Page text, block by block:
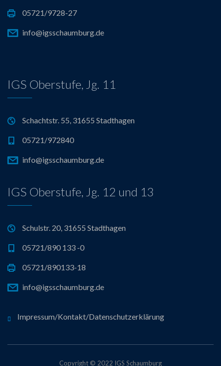
05721/9728-27
info@igsschaumburg.de
IGS Oberstufe, Jg. 11
Schachtstr. 55, 31655 Stadthagen
05721/972840
info@igsschaumburg.de
IGS Oberstufe, Jg. 12 und 13
Schulstr. 20, 31655 Stadthagen
05721/890 133 -0
05721/890133-18
info@igsschaumburg.de
Impressum/Kontakt/Datenschutzerklärung
Copyright © 2022 IGS Schaumburg